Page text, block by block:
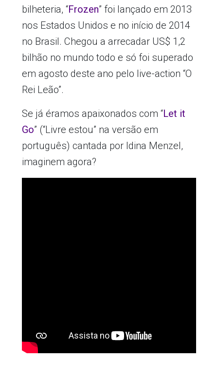
bilheteria, “Frozen” foi lançado em 2013
nos Estados Unidos e no início de 2014
no Brasil. Chegou a arrecadar US$ 1,2
bilhão no mundo todo e só foi superado
em agosto deste ano pelo live-action “O
Rei Leão”.
Se já éramos apaixonados com “Let it
Go” (“Livre estou” na versão em
português) cantada por Idina Menzel,
imaginem agora?